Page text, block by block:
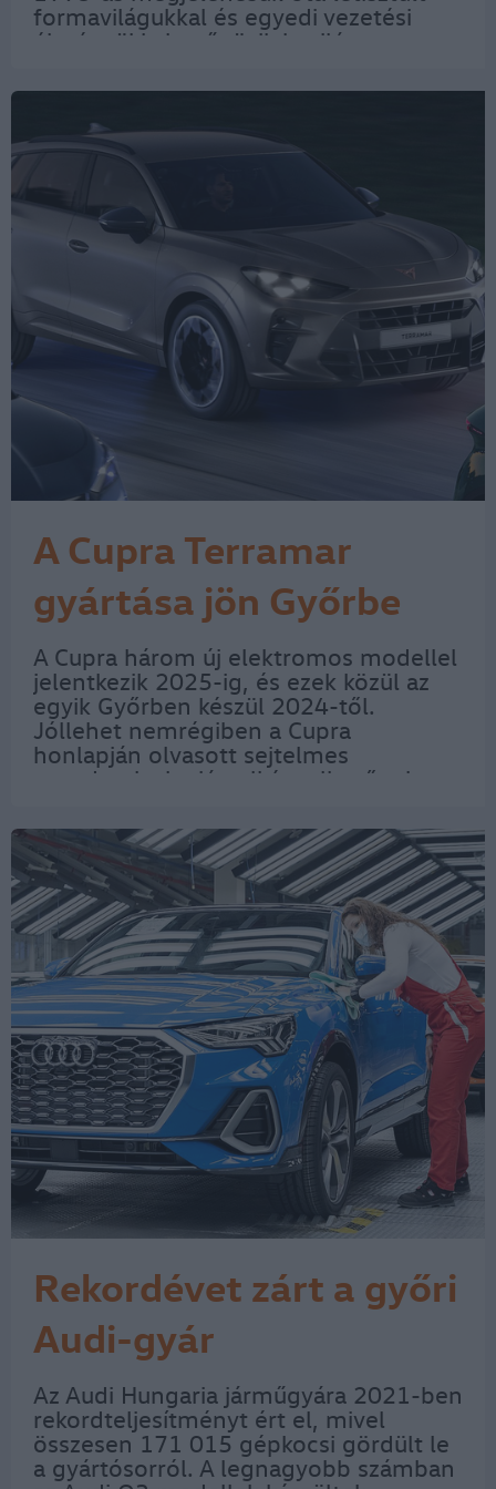
formavilágukkal és egyedi vezetési
élményükkel nyűgözik le világszerte a
annak a »kevesebb több« univerzális…
A Cupra Terramar
gyártása jön Győrbe
A Cupra három új elektromos modellel
jelentkezik 2025-ig, és ezek közül az
egyik Győrben készül 2024-től.
Jóllehet nemrégiben a Cupra
honlapján olvasott sejtelmes
mondatok alapján elképzelhetőnek
a Tavascan lesz, ám most kiderült: két
év múlva a Terramar…
Rekordévet zárt a győri
Audi-gyár
Az Audi Hungaria járműgyára 2021-ben
rekordteljesítményt ért el, mivel
összesen 171 015 gépkocsi gördült le
a gyártósorról. A legnagyobb számban